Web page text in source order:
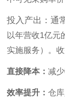
投入产出：通
以年营收1亿元
实施服务）。
直接降本： 减
效率提升： 仓